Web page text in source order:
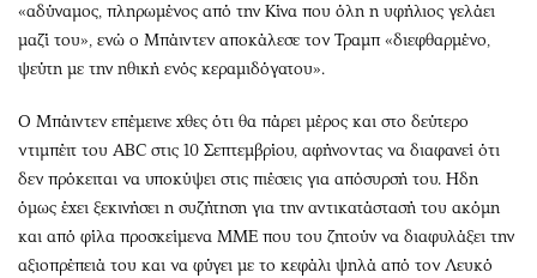
«αδύναμος, πληρωμένος από την Κίνα που όλη η υφήλιος γελάει
μαζί του», ενώ ο Μπάιντεν αποκάλεσε τον Τραμπ «διεφθαρμένο,
ψεύτη με την ηθική ενός κεραμιδόγατου».
Ο Μπάιντεν επέμεινε χθες ότι θα πάρει μέρος και στο δεύτερο
ντιμπέιτ του ABC στις 10 Σεπτεμβρίου, αφήνοντας να διαφανεί ότι
δεν πρόκειται να υποκύψει στις πιέσεις για απόσυρσή του. Ηδη
όμως έχει ξεκινήσει η συζήτηση για την αντικατάστασή του ακόμη
και από φίλα προσκείμενα ΜΜΕ που του ζητούν να διαφυλάξει την
αξιοπρέπειά του και να φύγει με το κεφάλι ψηλά από τον Λευκό